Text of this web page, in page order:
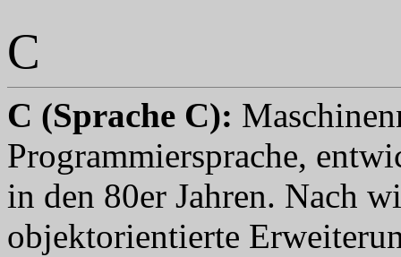
C
C (Sprache C):
Programmiersprache,
in den 80er Jahren. Nach
objektorientierte